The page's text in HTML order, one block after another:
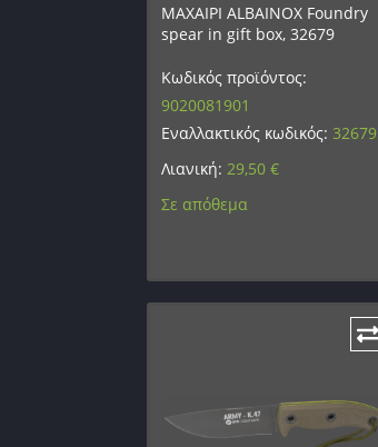
ΜΑΧΑΙΡΙ ALBAINOX Foundry
spear in gift box, 32679
Κωδικός προϊόντος:
9020081901
Εναλλακτικός κωδικός: 32679
Λιανική: 29,50€
Σε απόθεμα